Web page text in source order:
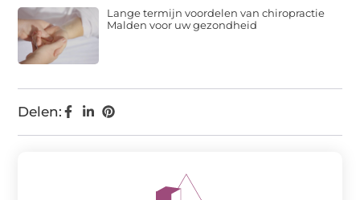
Delen:
Lange termijn voordelen van chiropractie
Malden voor uw gezondheid